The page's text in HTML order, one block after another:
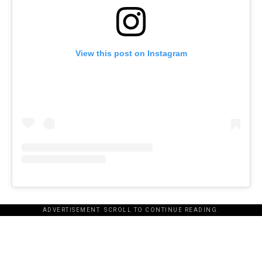
View this post on Instagram
ADVERTISEMENT. SCROLL TO CONTINUE READING.